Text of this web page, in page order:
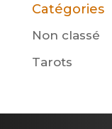
Catégories
Non classé
Tarots